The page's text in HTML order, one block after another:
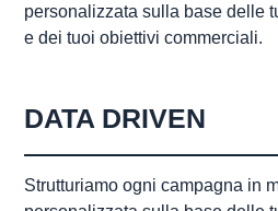
personalizzata sulla base delle
e dei tuoi obiettivi commerciali.
DATA DRIVEN
Strutturiamo ogni campagna in